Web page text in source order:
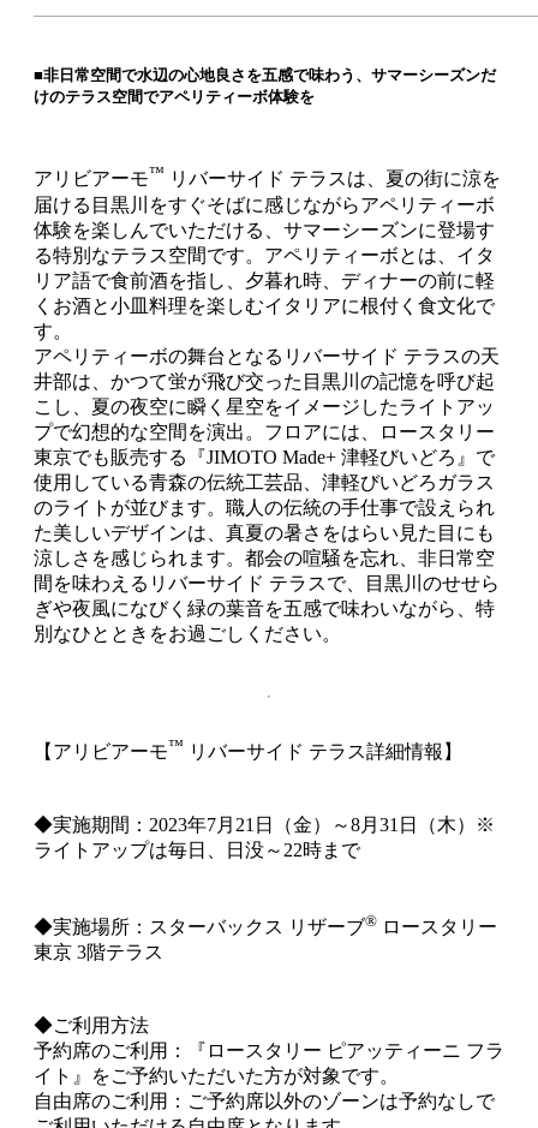
■非日常空間で水辺の心地良さを五感で味わう、サマーシーズンだ
けのテラス空間でアペリティーボ体験を
アリビアーモ™ リバーサイド テラスは、夏の街に涼を
届ける目黒川をすぐそばに感じながらアペリティーボ
体験を楽しんでいただける、サマーシーズンに登場す
る特別なテラス空間です。アペリティーボとは、イタ
リア語で食前酒を指し、夕暮れ時、ディナーの前に軽
くお酒と小皿料理を楽しむイタリアに根付く食文化で
す。
アペリティーボの舞台となるリバーサイド テラスの天
井部は、かつて蛍が飛び交った目黒川の記憶を呼び起
こし、夏の夜空に瞬く星空をイメージしたライトアッ
プで幻想的な空間を演出。フロアには、ロースタリー
東京でも販売する『JIMOTO Made+ 津軽びいどろ』で
使用している青森の伝統工芸品、津軽びいどろガラス
のライトが並びます。職人の伝統の手仕事で設えられ
た美しいデザインは、真夏の暑さをはらい見た目にも
涼しさを感じられます。都会の喧騒を忘れ、非日常空
間を味わえるリバーサイド テラスで、目黒川のせせら
ぎや夜風になびく緑の葉音を五感で味わいながら、特
別なひとときをお過ごしください。
【アリビアーモ™ リバーサイド テラス詳細情報】
◆実施期間：2023年7月21日（金）～8月31日（木）※
ライトアップは毎日、日没～22時まで
◆実施場所：スターバックス リザーブ® ロースタリー
東京 3階テラス
◆ご利用方法
予約席のご利用：『ロースタリー ピアッティーニ フラ
イト』をご予約いただいた方が対象です。
自由席のご利用：ご予約席以外のゾーンは予約なしで